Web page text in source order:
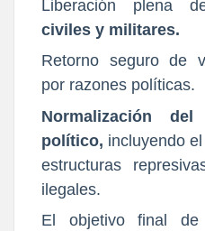
Liberación plena
civiles y militares.
Retorno seguro de
por razones políticas.
Normalización
político, incluyendo
estructuras
ilegales.
El objetivo final